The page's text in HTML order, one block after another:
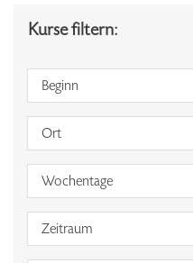
Kurse filtern:
Beginn
Ort
Wochentage
Zeitraum